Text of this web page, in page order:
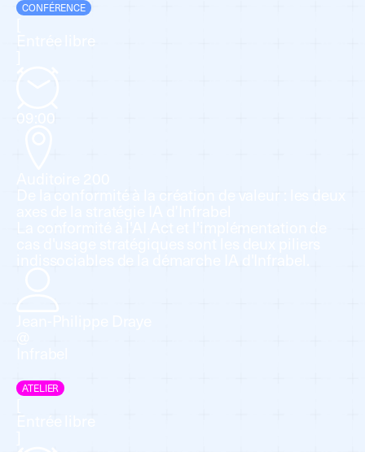
CONFÉRENCE
Entrée libre
09:00
De la conformité à la création de valeur : les deux
La conformité à l'AI Act et l'implémentation de
indissociables de la démarche IA d'Infrabel.
@
ATELIER
Entrée libre